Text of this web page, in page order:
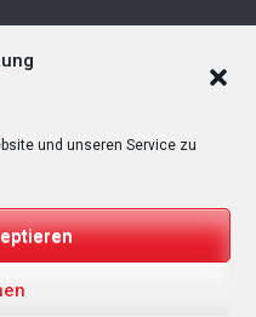
und unseren Service zu
E-Mobilität, Regenerative